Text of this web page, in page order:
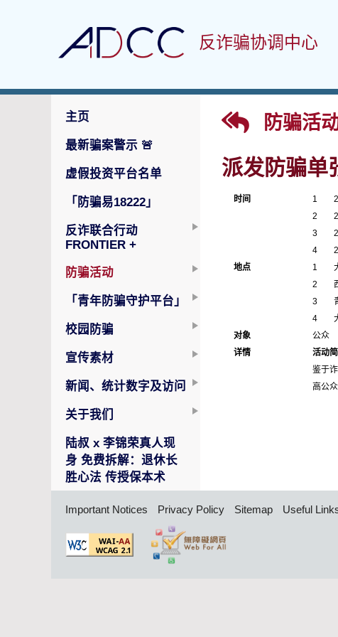
反诈骗协调中心
主页
最新骗案警示 🚨
虚假投资平台名单
「防骗易18222」
反诈联合行动
FRONTIER +
防骗活动
「青年防骗守护平台」
校园防骗
宣传素材
新闻、统计数字及访问
关于我们
陆叔 x 李锦荣真人现
身 免费拆解：退休长
胜心法 传授保本术
防骗活
派发防骗单
时间
1
2
3
4
地点
1
2
3
4
对象
公众
详情
活动简
鉴于
高公
Important Notices Privacy Policy Sitemap Useful